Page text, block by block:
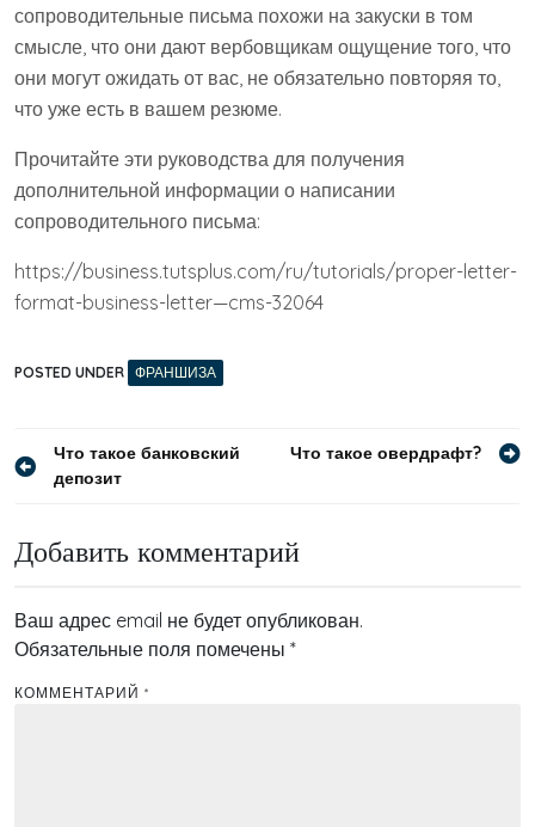
сопроводительные письма похожи на закуски в том
смысле, что они дают вербовщикам ощущение того, что
они могут ожидать от вас, не обязательно повторяя то,
что уже есть в вашем резюме.
Прочитайте эти руководства для получения
дополнительной информации о написании
сопроводительного письма:
https://business.tutsplus.com/ru/tutorials/proper-letter-
format-business-letter—cms-32064
POSTED UNDER ФРАНШИЗА
Навигация
Что такое банковский
депозит
Что такое овердрафт?
Добавить комментарий
Ваш адрес email не будет опубликован.
Обязательные поля помечены *
КОММЕНТАРИЙ *